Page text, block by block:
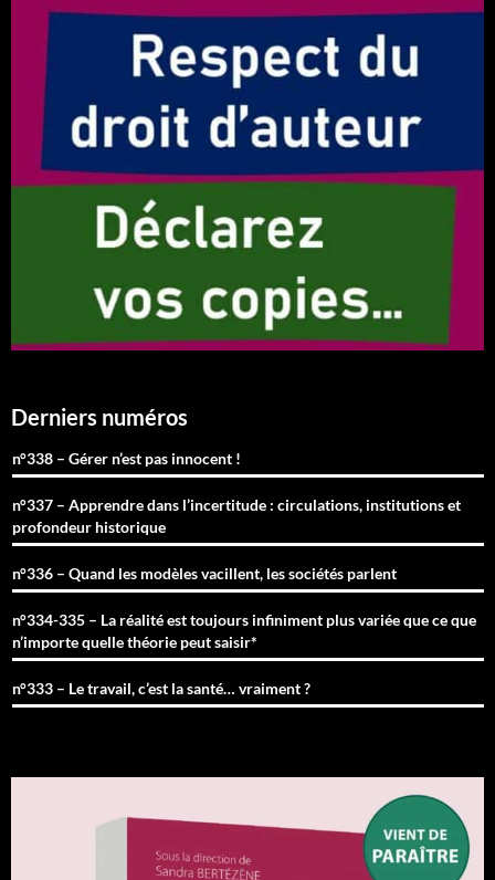
Derniers numéros
n°338 – Gérer n’est pas innocent !
n°337 – Apprendre dans l’incertitude : circulations, institutions et
profondeur historique
n°336 – Quand les modèles vacillent, les sociétés parlent
n°334-335 – La réalité est toujours infiniment plus variée que ce que
n’importe quelle théorie peut saisir*
n°333 – Le travail, c’est la santé… vraiment ?